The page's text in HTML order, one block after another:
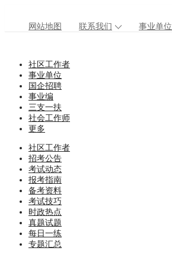
网站地图 联系我们 事业单
社区工作者
事业单位
国企招聘
事业编
三支一扶
社会工作师
更多
社区工作者
招考公告
考试动态
报考指南
备考资料
考试技巧
时政热点
真题试题
每日一练
专题汇总